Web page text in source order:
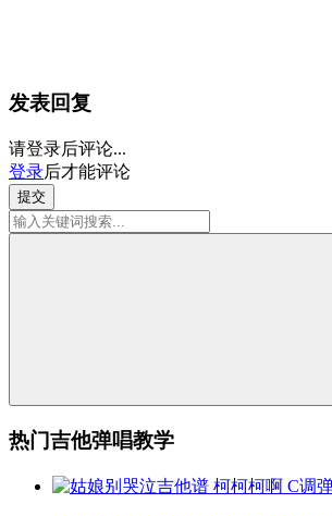
发表回复
请登录后评论...
登录后才能评论
提交
热门吉他弹唱教学